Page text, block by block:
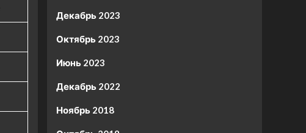
Декабрь 2023
Октябрь 2023
Июнь 2023
Декабрь 2022
Ноябрь 2018